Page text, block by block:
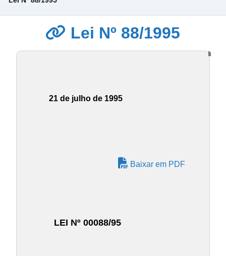
Lei Nº 88/1995
21 de julho de 1995
Baixar em PDF
LEI Nº 00088/95